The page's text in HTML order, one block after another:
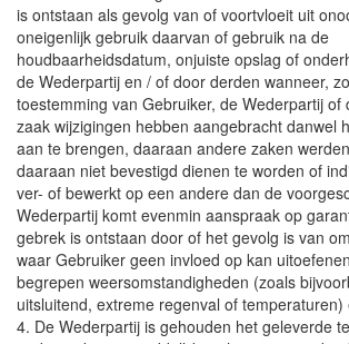
is ontstaan als gevolg van of voortvloeit uit
oneigenlijk gebruik daarvan of gebruik na de
houdbaarheidsdatum, onjuiste opslag of
de Wederpartij en / of door derden wanneer,
toestemming van Gebruiker, de Wederpartij of
zaak wijzigingen hebben aangebracht danwel
aan te brengen, daaraan andere zaken
daaraan niet bevestigd dienen te worden of
ver- of bewerkt op een andere dan de
Wederpartij komt evenmin aanspraak op
gebrek is ontstaan door of het gevolg is van
waar Gebruiker geen invloed op kan
begrepen weersomstandigheden (zoals
uitsluitend, extreme regenval of temperaturen)
4. De Wederpartij is gehouden het geleverde